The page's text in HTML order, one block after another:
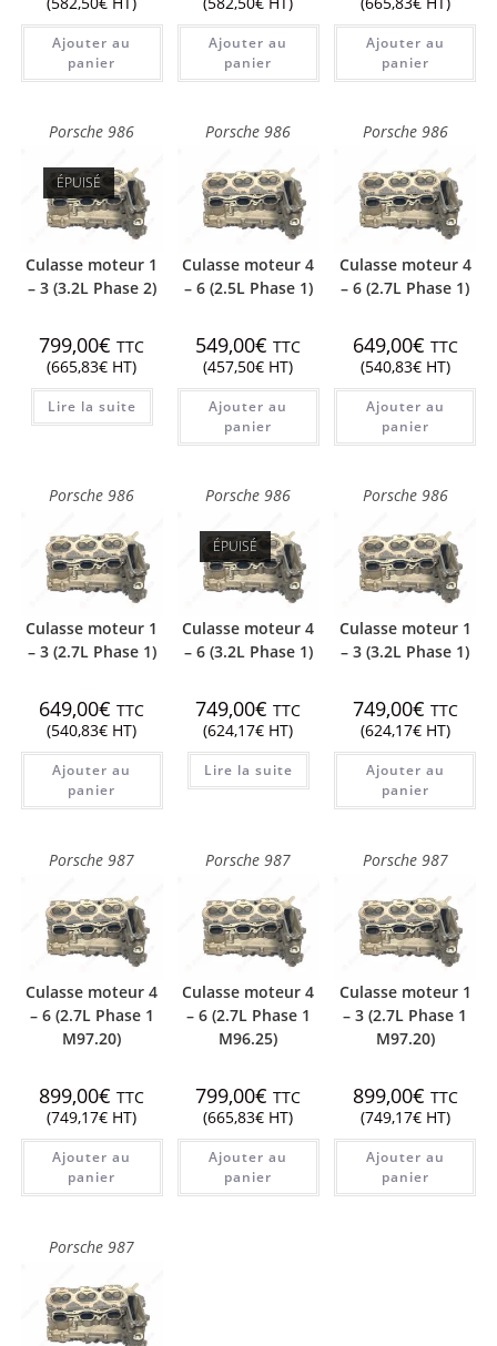
Ajouter au
panier
Ajouter au
panier
Ajouter au
panier
Porsche 986
ÉPUISÉ
Culasse moteur 1
– 3 (3.2L Phase 2)
799,00€ TTC
(665,83€ HT)
Lire la suite
Porsche 986
Culasse moteur 4
– 6 (2.5L Phase 1)
549,00€ TTC
(457,50€ HT)
Ajouter au
panier
Porsche 986
Culasse moteur 4
– 6 (2.7L Phase 1)
649,00€ TTC
(540,83€HT)
Ajouter au
panier
Porsche 986
Culasse moteur 1
– 3 (2.7L Phase 1)
649,00€ TTC
(540,83€ HT)
Ajouter au
panier
Porsche 986
ÉPUISÉ
Culasse moteur 4
– 6 (3.2L Phase 1)
749,00€ TTC
(624,17€ HT)
Lire la suite
Porsche 986
Culasse moteur 1
– 3 (3.2L Phase 1)
749,00€ TTC
(624,17€HT)
Ajouter au
panier
Porsche 987
Culasse moteur 4
– 6 (2.7L Phase 1
M97.20)
899,00€ TTC
(749,17€ HT)
Ajouter au
panier
Porsche 987
Culasse moteur 4
– 6 (2.7L Phase 1
M96.25)
799,00€ TTC
(665,83€ HT)
Ajouter au
panier
Porsche 987
Culasse moteur 1
– 3 (2.7L Phase 1
M97.20)
899,00€ TTC
(749,17€HT)
Ajouter au
panier
Porsche 987